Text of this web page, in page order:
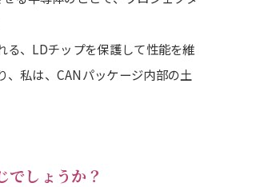
る、LDチップを保護して性能を維
私は、CANパッケージ内部の土
でしょうか？